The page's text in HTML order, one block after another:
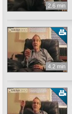
2.6 min
4.2 min